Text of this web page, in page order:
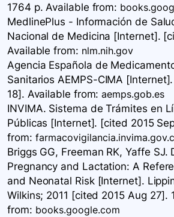
1764 p. Available from:
MedlinePlus - Información de
Nacional de Medicina [Internet].
Available from: nlm.nih.gov
Agencia Española de
Sanitarios AEMPS-CIMA
18]. Available from:aemps.gob.es
INVIMA. Sistema de Trámites en
Públicas [Internet]. [cited 2015
from:
Briggs GG, Freeman RK, Yaffe SJ.
Pregnancy and Lactation: A
and Neonatal Risk [Internet].
Wilkins; 2011 [cited 2015 Aug 27].
from: books.google.com